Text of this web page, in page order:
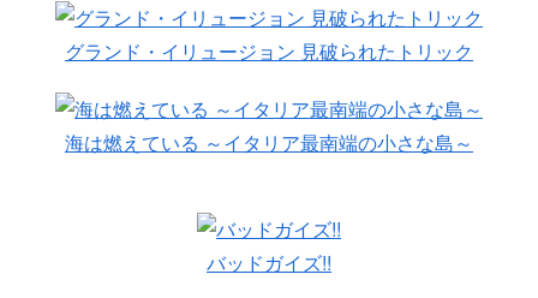
グランド・イリュージョン 見破られたトリック
海は燃えている ～イタリア最南端の小さな島～
バッドガイズ!!